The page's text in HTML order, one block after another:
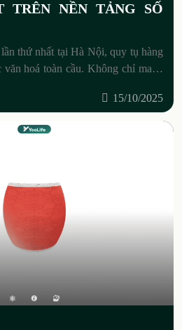
TRÊN NỀN TẢNG SỐ
thứ nhất tại Hà Nội, quy tụ hàng
hoá toàn cầu. Không chỉ mang
15/10/2025